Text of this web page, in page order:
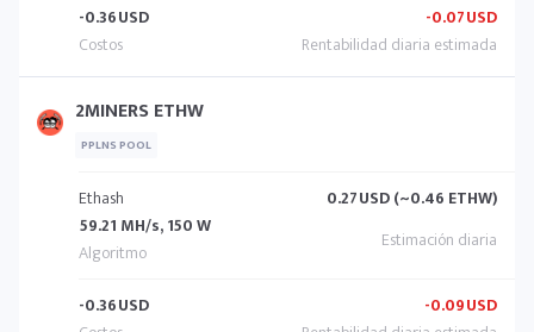
-0.36USD -0.07USD
2MINERS ETHW
PPLNS POOL
Ethash
59.21 MH/s, 150 W
0.27USD (~0.46 ETHW)
-0.36USD -0.09USD